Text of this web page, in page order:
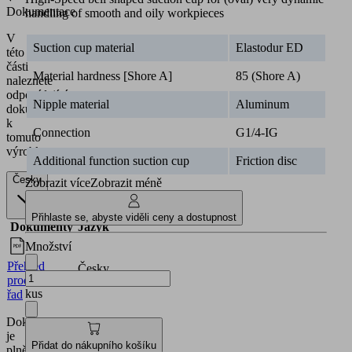
Dokumentace
V
této
části
naleznete
odpovídající
dokumentaci
k
tomuto
výrobku.
Česky
Dokumenty Jazyk
Přehled
produktových
řad
Česky
Dokumentace
je
handling of smooth and oily workpieces
Suction cup material Elastodur ED
Material hardness [Shore A] 85 (Shore A)
Nipple material Aluminum
Connection G1/4-IG
Additional function suction cup
Friction disc
Zobrazit víceZobrazit méně
Přihlaste se, abyste viděli ceny a dostupnost
Množství
kus
Přidat do nákupního košíku